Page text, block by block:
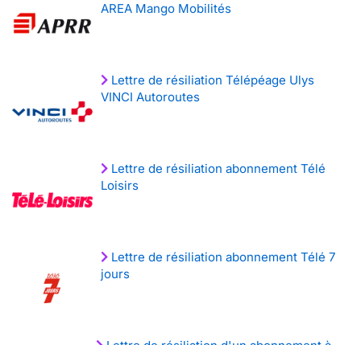
AREA Mango Mobilités
Lettre de résiliation Télépéage Ulys
VINCI Autoroutes
Lettre de résiliation abonnement Télé
Loisirs
Lettre de résiliation abonnement Télé 7
jours